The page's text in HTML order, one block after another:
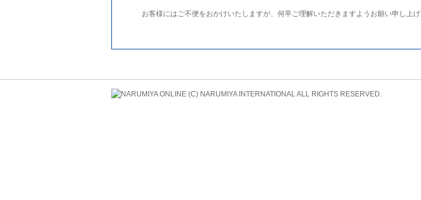
お客様にはご不便をおかけいたしますが、何卒ご理解いただきますようお願い申し上げ